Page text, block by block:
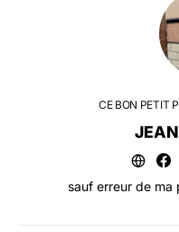
CE BON PETIT
sauf erreur de